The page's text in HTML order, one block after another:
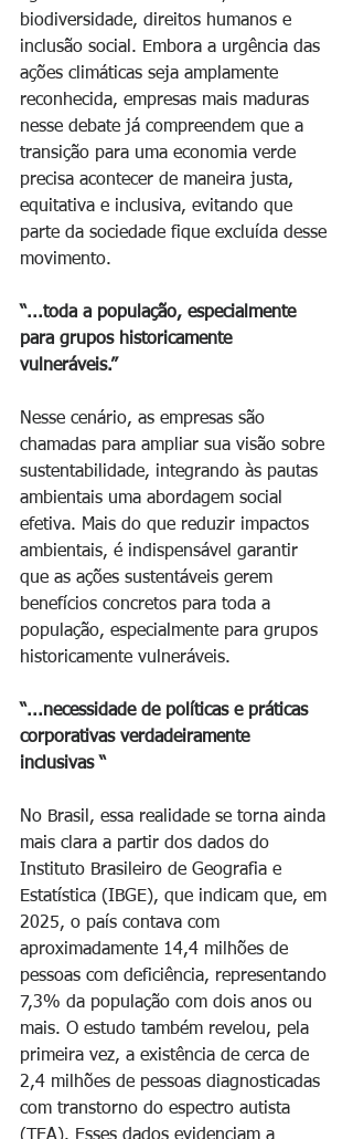
biodiversidade, direitos humanos e
inclusão social. Embora a urgência das
ações climáticas seja amplamente
reconhecida, empresas mais maduras
nesse debate já compreendem que a
transição para uma economia verde
precisa acontecer de maneira justa,
equitativa e inclusiva, evitando que
parte da sociedade fique excluída desse
movimento.
“...toda a população, especialmente
para grupos historicamente
vulneráveis.”
Nesse cenário, as empresas são
chamadas para ampliar sua visão sobre
sustentabilidade, integrando às pautas
ambientais uma abordagem social
efetiva. Mais do que reduzir impactos
ambientais, é indispensável garantir
que as ações sustentáveis gerem
benefícios concretos para toda a
população, especialmente para grupos
historicamente vulneráveis.
“...necessidade de políticas e práticas
corporativas verdadeiramente
inclusivas “
No Brasil, essa realidade se torna ainda
mais clara a partir dos dados do
Instituto Brasileiro de Geografia e
Estatística (IBGE), que indicam que, em
2025, o país contava com
aproximadamente 14,4 milhões de
pessoas com deficiência, representando
7,3% da população com dois anos ou
mais. O estudo também revelou, pela
primeira vez, a existência de cerca de
2,4 milhões de pessoas diagnosticadas
com transtorno do espectro autista